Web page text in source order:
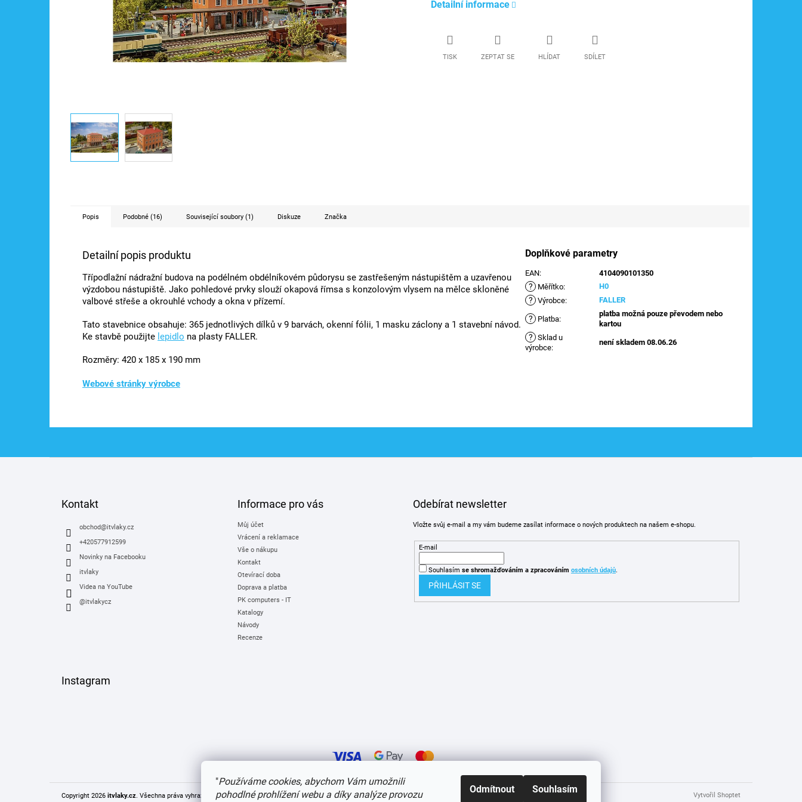
"Používáme cookies, abychom Vám umožnili
pohodlné prohlížení webu a díky analýze provozu
Odmítnout Souhlasím
Detailní informace
TISK ZEPTAT SE HLÍDAT SDÍLET
Popis Podobné (16) Související soubory (1) Diskuze Značka
Detailní popis produktu
Třípodlažní nádražní budova na podélném obdélníkovém půdorysu se zastřešeným nástupištěm a uzavřenou
výzdobou nástupiště. Jako pohledové prvky slouží okapová římsa s konzolovým vlysem na mělce skloněné
valbové střeše a okrouhlé vchody a okna v přízemí.
Tato stavebnice obsahuje: 365 jednotlivých dílků v 9 barvách, okenní fólii, 1 masku záclony a 1 stavební návod.
Ke stavbě použijte lepidlo na plasty FALLER.
Rozměry: 420 x 185 x 190 mm
Webové stránky výrobce
Doplňkové parametry
EAN: 4104090101350
? Měřítko: H0
? Výrobce: FALLER
? Platba:
platba možná pouze převodem nebo
kartou
? Sklad u
výrobce:
není skladem 08.06.26
Kontakt
obchod@itvlaky.cz
+420577912599
Novinky na Facebooku
itvlaky
Videa na YouTube
@itvlakycz
Informace pro vás
Můj účet
Vrácení a reklamace
Vše o nákupu
Kontakt
Otevírací doba
Doprava a platba
PK computers - IT
Katalogy
Návody
Recenze
Odebírat newsletter
Vložte svůj e-mail a my vám budeme zasílat informace o nových produktech na našem e-shopu.
E-mail
Souhlasím se shromažďováním a zpracováním osobních údajů.
PŘIHLÁSIT SE
Instagram
Vytvořil Shoptet
Copyright 2026 itvlaky.cz . Všechna práva vyhrazena.Upravit nastavení cookies